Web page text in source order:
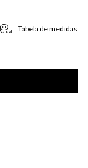
Tabela de medidas